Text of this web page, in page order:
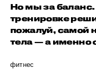
Но мы за баланс.
тренировке
пожалуй, самой
тела — а именно
фитнес